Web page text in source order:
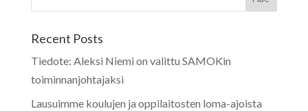
Recent Posts
Tiedote: Aleksi Niemi on valittu SAMOKin
toiminnanjohtajaksi
Lausuimme koulujen ja oppilaitosten loma-ajoista